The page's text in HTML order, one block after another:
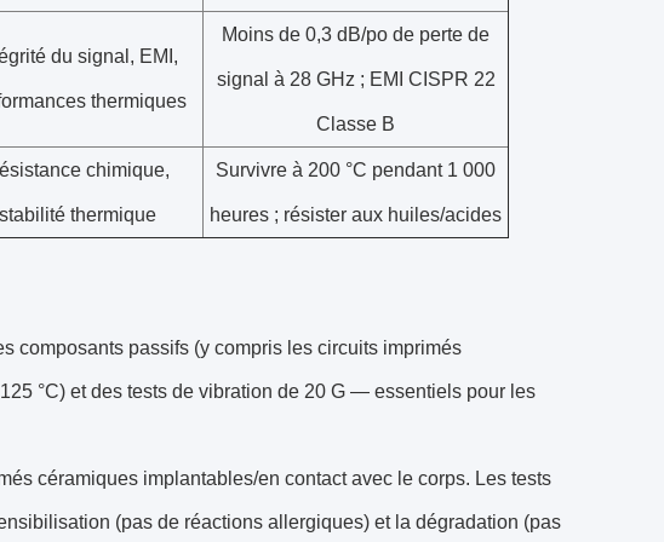
du signal, EMI,
thermiques
Moins de 0,3 dB/po de perte de
signal à 28 GHz ; EMI CISPR 22
Classe B
chimique,
stabilité thermique
Survivre à 200 °C pendant 1 000
heures ; résister aux huiles/acides
composants passifs (y compris les circuits imprimés
°C) et des tests de vibration de 20 G — essentiels pour les
céramiques implantables/en contact avec le corps. Les tests
(pas de réactions allergiques) et la dégradation (pas